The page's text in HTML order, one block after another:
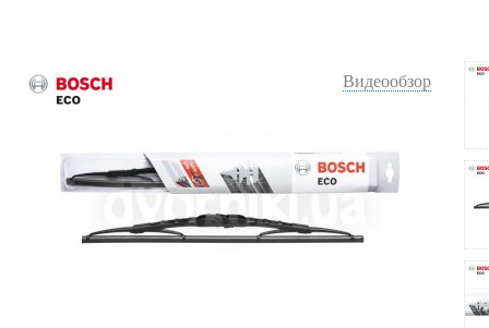
Видеообзор